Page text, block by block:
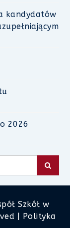
kandydatów
2026
Szkół w
| Polityka